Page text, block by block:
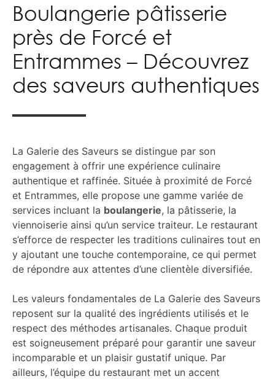
Boulangerie pâtisserie
près de Forcé et
Entrammes – Découvrez
des saveurs authentiques
La Galerie des Saveurs se distingue par son
engagement à offrir une expérience culinaire
authentique et raffinée. Située à proximité de Forcé
et Entrammes, elle propose une gamme variée de
services incluant la boulangerie, la pâtisserie, la
viennoiserie ainsi qu’un service traiteur. Le restaurant
s’efforce de respecter les traditions culinaires tout en
y ajoutant une touche contemporaine, ce qui permet
de répondre aux attentes d’une clientèle diversifiée.
Les valeurs fondamentales de La Galerie des Saveurs
reposent sur la qualité des ingrédients utilisés et le
respect des méthodes artisanales. Chaque produit
est soigneusement préparé pour garantir une saveur
incomparable et un plaisir gustatif unique. Par
ailleurs, l’équipe du restaurant met un accent